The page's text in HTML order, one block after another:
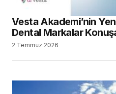
Vesta Akademi’nin
Dental Markalar
2 Temmuz 2026